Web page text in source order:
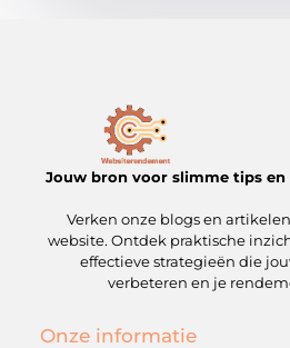
Jouw bron voor slimme tips en
Verken onze blogs en
website. Ontdek praktische
effectieve strategieën die
verbeteren en je
Onze informatie